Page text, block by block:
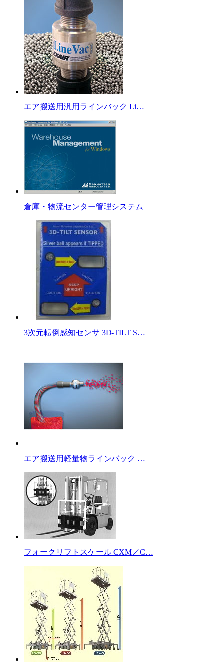
エア搬送用汎用ラインバック Li…
倉庫・物流センター管理システム
3次元転倒感知センサ 3D-TILT S…
エア搬送用軽量物ラインバック …
フォークリフトスケール CXM／C…